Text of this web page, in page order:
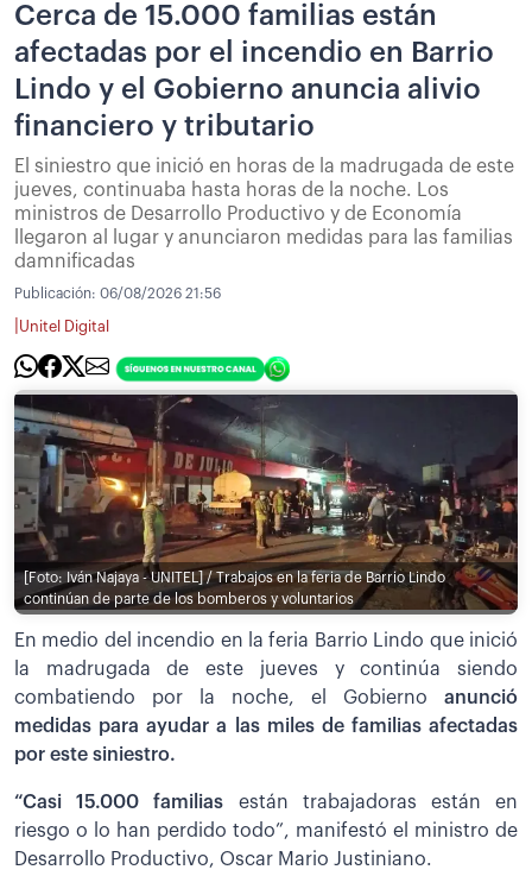
Cerca de 15.000 familias están
afectadas por el incendio en Barrio
Lindo y el Gobierno anuncia alivio
financiero y tributario
El siniestro que inició en horas de la madrugada de este
jueves, continuaba hasta horas de la noche. Los
ministros de Desarrollo Productivo y de Economía
llegaron al lugar y anunciaron medidas para las familias
damnificadas
Publicación: 06/08/2026 21:56
Unitel Digital
[Foto: Iván Najaya - UNITEL] / Trabajos en la feria de Barrio Lindo
continúan de parte de los bomberos y voluntarios
En medio del incendio en la feria Barrio Lindo que inició
la madrugada de este jueves y continúa siendo
combatiendo por la noche, el Gobierno anunció
medidas para ayudar a las miles de familias afectadas
por este siniestro.
“Casi 15.000 familias están trabajadoras están en
riesgo o lo han perdido todo”, manifestó el ministro de
Desarrollo Productivo, Oscar Mario Justiniano.